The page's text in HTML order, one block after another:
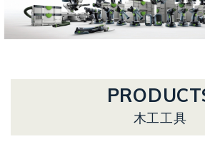
木工工具